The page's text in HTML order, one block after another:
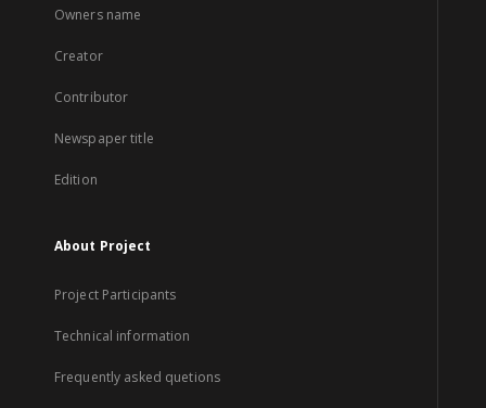
Owners name
Creator
Contributor
Newspaper title
Edition
About Project
Project Participants
Technical information
Frequently asked quetions